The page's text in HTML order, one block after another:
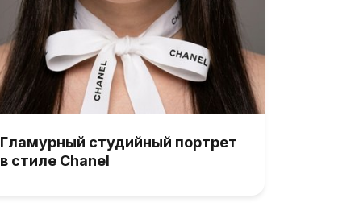
Гламурный студийный портрет
в стиле Chanel